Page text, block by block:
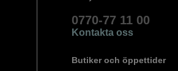
0770-77 11 00
Kontakta oss
Butiker och öppettider